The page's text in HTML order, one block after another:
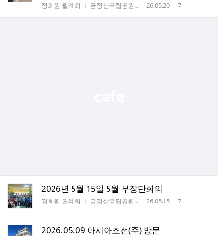
게시판명
정회원 월례회 작성자
금정산국립공원... 작성시간
26.05.20 조회수
7
2026년 5월 15일 5월 부장단회의
게시판명
정회원 월례회 작성자
금정산국립공원... 작성시간
26.05.15 조회수
7
2026.05.09 아시아조선(주) 방문